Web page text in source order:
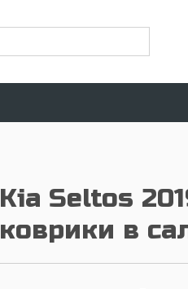
Kia Seltos
коврики в